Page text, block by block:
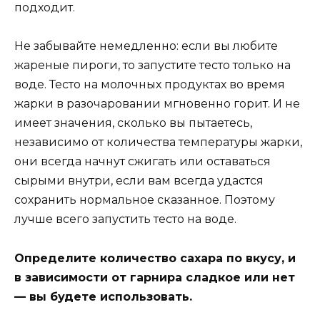
подходит.
Не забывайте немедленно: если вы любите
жареные пироги, то запустите тесто только на
воде. Тесто на молочных продуктах во время
жарки в разочаровании мгновенно горит. И не
имеет значения, сколько вы пытаетесь,
независимо от количества температуры жарки,
они всегда начнут сжигать или оставаться
сырыми внутри, если вам всегда удастся
сохранить нормальное сказанное. Поэтому
лучше всего запустить тесто на воде.
Определите количество сахара по вкусу, и
в зависимости от гарнира сладкое или нет
— вы будете использовать.